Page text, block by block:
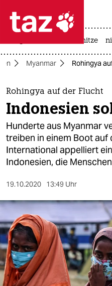
 taz
taz zahl
themen
politik
öko
gesellschaft
kultur
sport
berlin
nord
wahrheit
hitze
Myanmar Rohingya
Rohingya auf der Flucht
Indonesien
Hunderte aus Myanmar
treiben in einem Boot auf
International appelliert
Indonesien, die
19.10.2020 13:49 Uhr